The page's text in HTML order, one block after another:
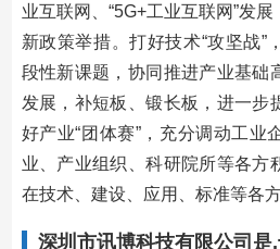
业互联网、“5G+工业互联网”发展
新政策举措。打好技术“攻坚战”
段性新课题，协同推进产业基础
发展，补短板、锻长板，进一步
好产业“团体赛”，充分调动工业
业、产业组织、科研院所等各方
在技术、建设、应用、标准等各
深圳市讯博科技有限公司是